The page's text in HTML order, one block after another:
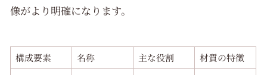
像がより明確になります。
構成要素 名称 主な役割
材質の特徴